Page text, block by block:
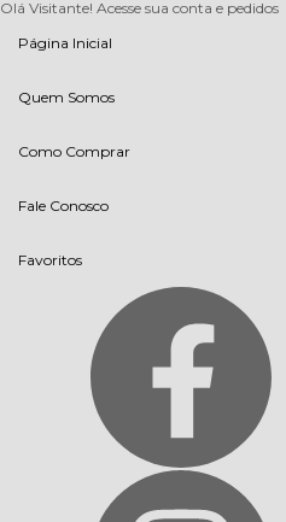
Olá Visitante! Acesse sua conta e pedidos
Página Inicial
Quem Somos
Como Comprar
Fale Conosco
Favoritos